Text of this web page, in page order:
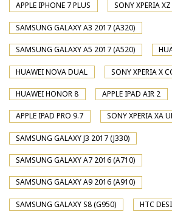
APPLE IPHONE 7 PLUS SONY XPERIA
SAMSUNG GALAXY A3 2017 (A320)
SAMSUNG GALAXY A5 2017 (A520)
HUAWEI NOVA DUAL SONY XPERIA X
HUAWEI HONOR 8 APPLE IPAD AIR 2
APPLE IPAD PRO 9.7 SONY XPERIA XA
SAMSUNG GALAXY J3 2017 (J330)
SAMSUNG GALAXY A7 2016 (A710)
SAMSUNG GALAXY A9 2016 (A910)
SAMSUNG GALAXY S8 (G950) HTC